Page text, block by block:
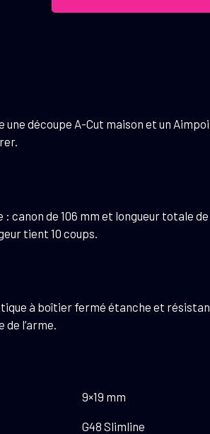
9mm
une découpe A-Cut maison et un
de 106 mm et longueur totale
tient 10 coups.
à boîtier fermé étanche et
l’arme.
9×19 mm
G48 Slimline